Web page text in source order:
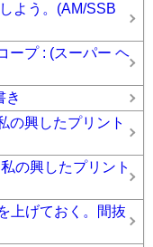
よう。(AM/SSB
ープ : (スーパー ヘ
き
興したプリント
の興したプリント
上げておく。間抜